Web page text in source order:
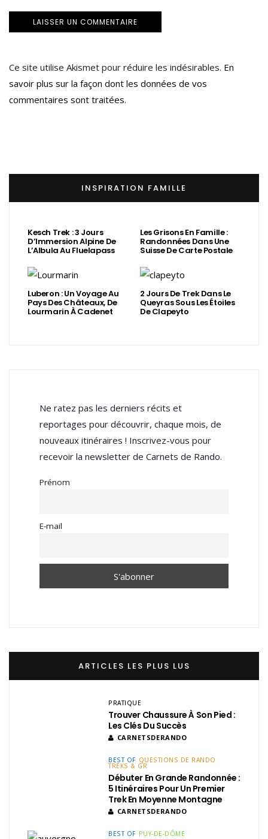
Ce site utilise Akismet pour réduire les indésirables. En
savoir plus sur la façon dont les données de vos
commentaires sont traitées.
INSPIRATION FAMILLE
Kesch Trek : 3 Jours
D’Immersion Alpine De
L’Albula Au Fluelapass
Les Grisons En Famille :
Randonnées Dans Une
Suisse De Carte Postale
Luberon : Un Voyage Au
Pays Des Châteaux, De
Lourmarin À Cadenet
2 Jours De Trek Dans Le
Queyras Sous Les Étoiles
De Clapeyto
Ne ratez pas les derniers récits et
reportages pour découvrir, chaque mois, de
nouveaux itinéraires ! Inscrivez-vous pour
recevoir la newsletter de Carnets de Rando.
Prénom
E-mail
ARTICLES LES PLUS LUS
PRATIQUE
Trouver Chaussure À Son Pied :
Les Clés Du Succès
CARNETSDERANDO
BEST OF QUESTIONS DE RANDO
TREKS & GR
Débuter En Grande Randonnée :
5 Itinéraires Pour Un Premier
Trek En Moyenne Montagne
CARNETSDERANDO
BEST OF PUY-DE-DÔME